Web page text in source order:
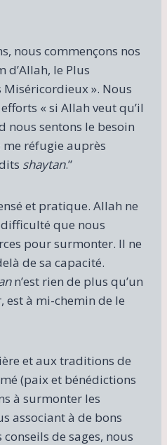
nous commençons nos
d’Allah, le Plus
». Nous
« si Allah veut qu’il
nous sentons le besoin
me réfugie auprès
shaytan.”
et pratique. Allah ne
que nous
pour surmonter. Il ne
de sa capacité.
n’est rien de plus qu’un
est à mi-chemin de le
et aux traditions de
(paix et bénédictions
à surmonter les
associant à de bons
de sages, nous